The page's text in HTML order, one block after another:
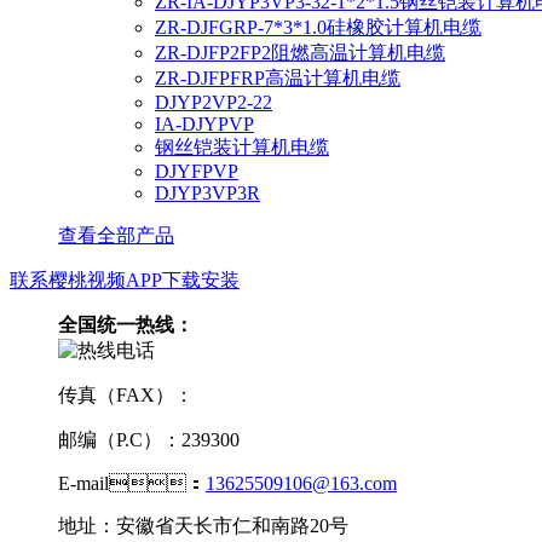
ZR-DJFGRP-7*3*1.0硅橡胶计算机电缆
ZR-DJFP2FP2阻燃高温计算机电缆
ZR-DJFPFRP高温计算机电缆
DJYP2VP2-22
IA-DJYPVP
钢丝铠装计算机电缆
DJYFPVP
DJYP3VP3R
查看全部产品
联系樱桃视频APP下载安装
全国统一热线：
传真（FAX）：
邮编（P.C）：239300
E-mail： 13625509106@163.com
地址：安徽省天长市仁和南路20号